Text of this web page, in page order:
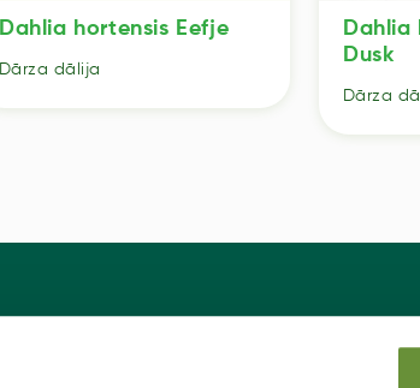
Dahlia hortensis Eefje
Dārza dālija
Dahlia
Dusk
Dārza